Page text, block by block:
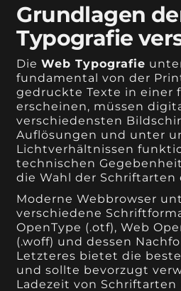
Grundlagen
Typografie
DieWeb Typografie
fundamental von der
gedruckte Texte in einer
erscheinen, müssen
verschiedensten
Auflösungen und unter
Lichtverhältnissen
technischen
die Wahl der Schriftarten
Moderne Webbrowser
verschiedene
OpenType (.otf), Web
(.woff) und dessen
Letzteres bietet die
und sollte bevorzugt
Ladezeit von